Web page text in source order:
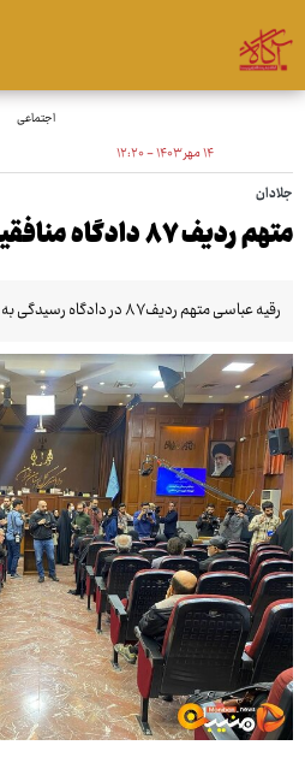
اجتماعی
۱۴ مهر ۱۴۰۳ - ۱۲:۲۰
جلادان
متهم ردیف ۸۷ دادگاه منافقین
رقیه عباسی متهم ردیف۸۷ در دادگاه رسیدگی به جرایم گروه تروریستی منافقین است.